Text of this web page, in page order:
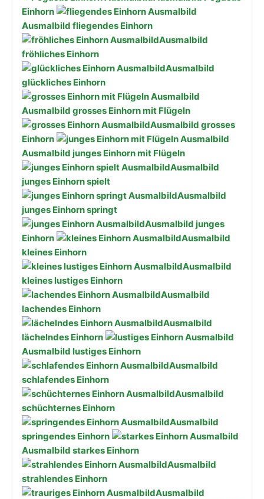
Einhorn
Ausmalbild fliegendes Einhorn
Ausmalbild
fröhliches Einhorn
Ausmalbild
glückliches Einhorn
Ausmalbild grosses Einhorn mit Flügeln
Ausmalbild grosses
Einhorn
Ausmalbild junges Einhorn mit Flügeln
Ausmalbild
junges Einhorn spielt
Ausmalbild
junges Einhorn springt
Ausmalbild junges
Einhorn
Ausmalbild
kleines Einhorn
Ausmalbild
kleines lustiges Einhorn
Ausmalbild
lachendes Einhorn
Ausmalbild
lächelndes Einhorn
Ausmalbild lustiges Einhorn
Ausmalbild
schlafendes Einhorn
Ausmalbild
schüchternes Einhorn
Ausmalbild
springendes Einhorn
Ausmalbild starkes Einhorn
Ausmalbild
strahlendes Einhorn
Ausmalbild